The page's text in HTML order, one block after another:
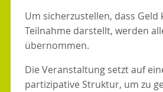
Um sicherzustellen, dass
Teilnahme darstellt, werden
übernommen.
Die Veranstaltung setzt auf
partizipative Struktur, um zu